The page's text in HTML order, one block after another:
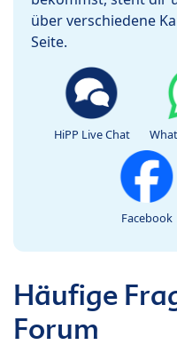
über verschiedene
Seite.
HiPP Live Chat
Facebook
Häufige
Forum